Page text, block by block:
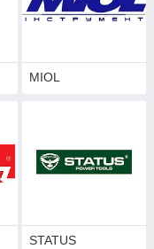
MIOL
STATUS